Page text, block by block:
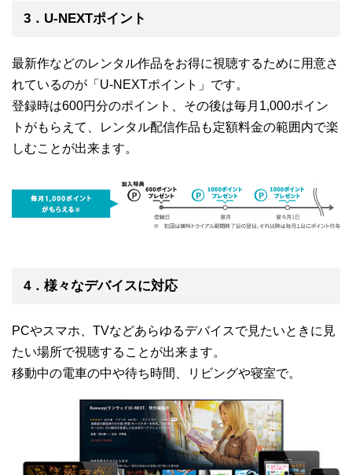
3．U-NEXTポイント
最新作などのレンタル作品をお得に視聴するために用意さ
れているのが「U-NEXTポイント」です。
登録時は600円分のポイント、その後は毎月1,000ポイン
トがもらえて、レンタル配信作品も定額料金の範囲内で楽
しむことが出来ます。
4．様々なデバイスに対応
PCやスマホ、TVなどあらゆるデバイスで見たいときに見
たい場所で視聴することが出来ます。
移動中の電車の中や待ち時間、リビングや寝室で。